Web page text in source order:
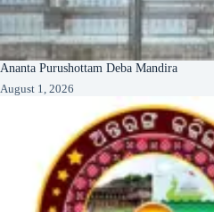
Ananta Purushottam Deba Mandira
August 1, 2026